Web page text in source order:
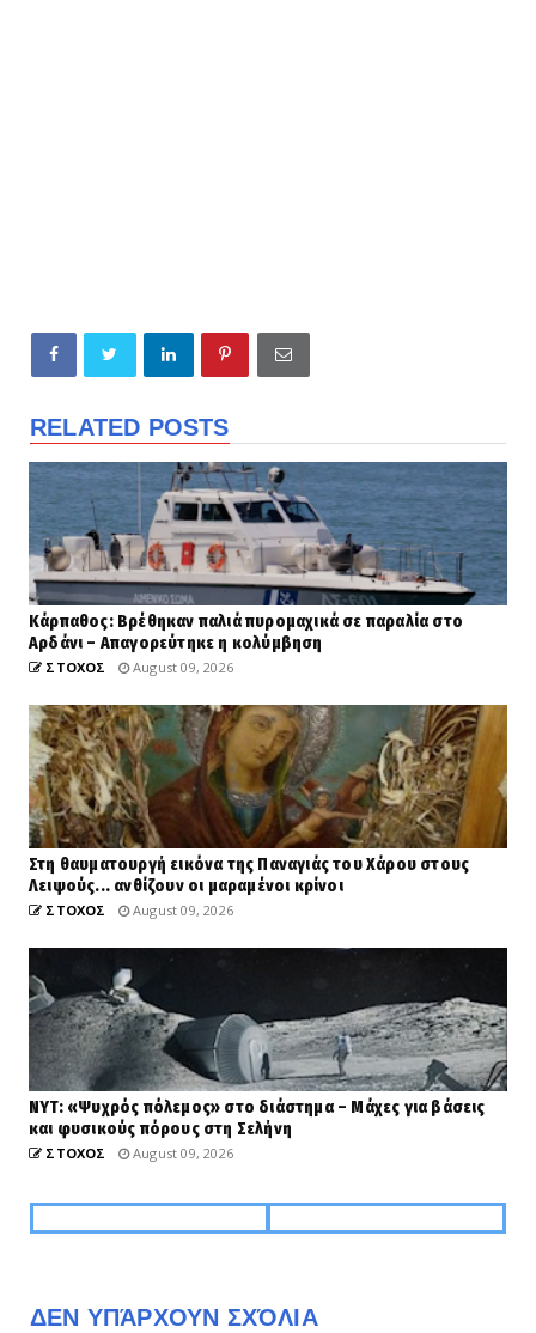
RELATED POSTS
Κάρπαθος: Βρέθηκαν παλιά πυρομαχικά σε παραλία στο
Αρδάνι – Απαγορεύτηκε η κολύμβηση
ΣΤΟΧΟΣ August 09, 2026
Στη θαυματουργή εικόνα της Παναγιάς του Χάρου στους
Λειψούς... ανθίζουν οι μαραμένοι κρίνοι
ΣΤΟΧΟΣ August 09, 2026
NYT: «Ψυχρός πόλεμος» στο διάστημα – Μάχες για βάσεις
και φυσικούς πόρους στη Σελήνη
ΣΤΟΧΟΣ August 09, 2026
ΔΕΝ ΥΠΆΡΧΟΥΝ ΣΧΌΛΙΑ